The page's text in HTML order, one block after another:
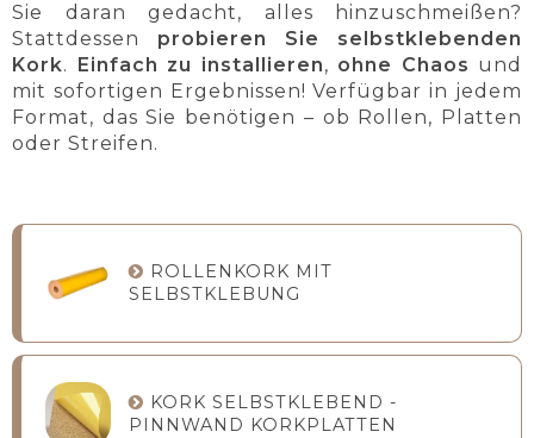
Sie daran gedacht, alles hinzuschmeißen?
Stattdessen probieren Sie selbstklebenden
Kork. Einfach zu installieren, ohne Chaos und
mit sofortigen Ergebnissen! Verfügbar in jedem
Format, das Sie benötigen – ob Rollen, Platten
oder Streifen.
ROLLENKORK MIT
SELBSTKLEBUNG
KORK SELBSTKLEBEND -
PINNWAND KORKPLATTEN